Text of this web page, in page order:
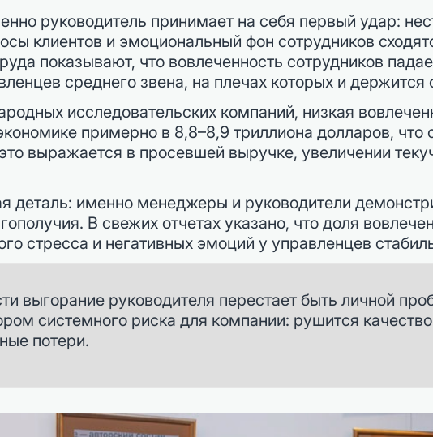
руководитель принимает на себя первый удар:
клиентов и эмоциональный фон сотрудников
показывают, что вовлеченность сотрудников
среднего звена, на плечах которых и держится
исследовательских компаний, низкая
примерно в 8,8–8,9 триллиона долларов,
выражается в просевшей выручке, увеличении
деталь: именно менеджеры и руководители
В свежих отчетах указано, что доля
стресса и негативных эмоций у управленцев
выгорание руководителя перестает быть личной
системного риска для компании: рушится
потери.